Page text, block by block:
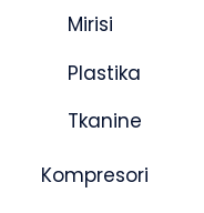
Mirisi
Plastika
Tkanine
Kompresori